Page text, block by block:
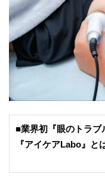
■業界初『眼のトラブ
『アイケアLabo』と